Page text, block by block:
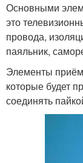
Основными
это
провода,
паяльник,
Элементы
которые будет
соединять